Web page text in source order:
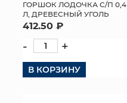
ГОРШОК ЛОДОЧКА С/П 0,4
Л, ДРЕВЕСНЫЙ УГОЛЬ
412.50 ₽
- +
В КОРЗИНУ